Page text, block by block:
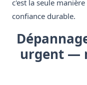
c'est la seule
confiance durable.
urgent —